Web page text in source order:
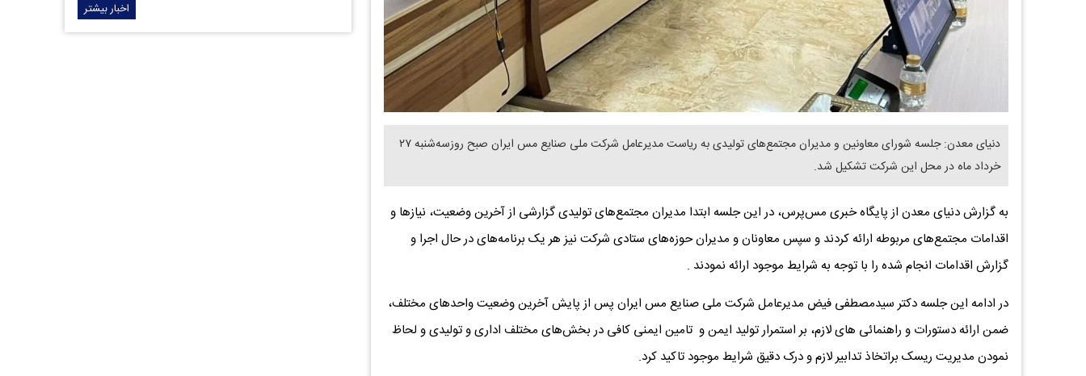
دنیای معدن: جلسه شورای معاونین و مدیران مجتمع‌های تولیدی به ریاست مدیرعامل شرکت ملی صنایع مس ایران صبح روزسه‌شنبه ۲۷
خرداد ماه در محل این شرکت تشکیل شد.
به گزارش دنیای معدن از پایگاه خبری مس‌پرس، در این جلسه ابتدا مدیران مجتمع‌های تولیدی گزارشی از آخرین وضعیت، نیازها و
اقدامات مجتمع‌های مربوطه ارائه کردند و سپس معاونان و مدیران حوزه‌های ستادی شرکت نیز هر یک برنامه‌های در حال اجرا و
گزارش اقدامات انجام شده را با توجه به شرایط موجود ارائه نمودند .
در ادامه این جلسه دکتر سیدمصطفی فیض مدیرعامل شرکت ملی صنایع مس ایران پس از پایش آخرین وضعیت واحدهای مختلف،
ضمن ارائه دستورات و راهنمائی های لازم، بر استمرار تولید ایمن و تامین ایمنی‌ کافی در بخش‌های مختلف اداری و تولیدی و لحاظ
نمودن مدیریت ریسک براتخاذ تدابیر لازم و درک دقیق شرایط موجود تاکید کرد.
اخبار بیشتر